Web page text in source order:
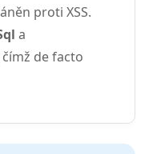
proti XSS.
a
de facto